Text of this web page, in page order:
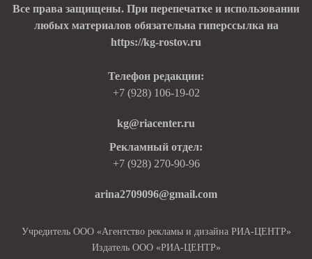
Все права защищены. При перепечатке и использовании
любых материалов обязательна гиперссылка на
https://kg-rostov.ru
Телефон редакции:
+7 (928) 106-19-02
kg@riacenter.ru
Рекламный отдел:
+7 (928) 270-90-96
arina2709096@gmail.com
Учредитель ООО «Агентство рекламы и дизайна РИА-ЦЕНТР»
Издатель ООО «РИА-ЦЕНТР»